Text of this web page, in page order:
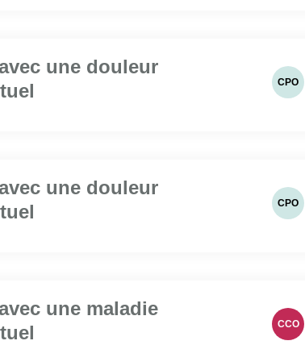
une douleur
CPO
une douleur
CPO
une maladie
CCO